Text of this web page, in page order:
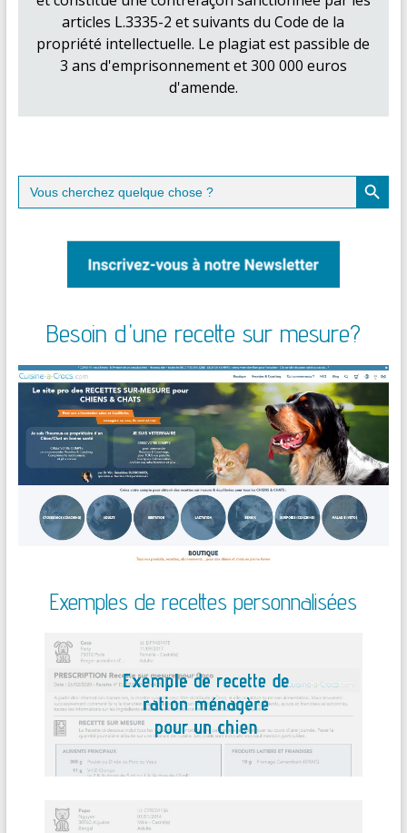
articles L.3335-2 et suivants du Code de la
propriété intellectuelle. Le plagiat est passible de
3 ans d'emprisonnement et 300 000 euros
d'amende.
Search
for:
Search Button
Besoin d'une recette sur mesure?
Exemples de recettes personnalisées